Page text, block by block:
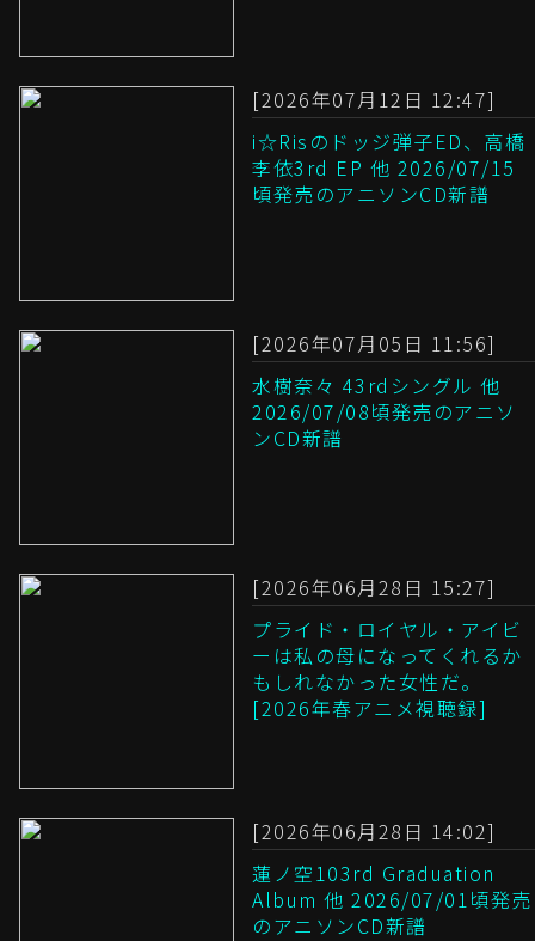
[2026年07月12日 12:47]
i☆Risのドッジ弾子ED、高橋
李依3rd EP 他 2026/07/15
頃発売のアニソンCD新譜
[2026年07月05日 11:56]
水樹奈々 43rdシングル 他
2026/07/08頃発売のアニソ
ンCD新譜
[2026年06月28日 15:27]
プライド・ロイヤル・アイビ
ーは私の母になってくれるか
もしれなかった女性だ。
[2026年春アニメ視聴録]
[2026年06月28日 14:02]
蓮ノ空103rd Graduation
Album 他 2026/07/01頃発売
のアニソンCD新譜